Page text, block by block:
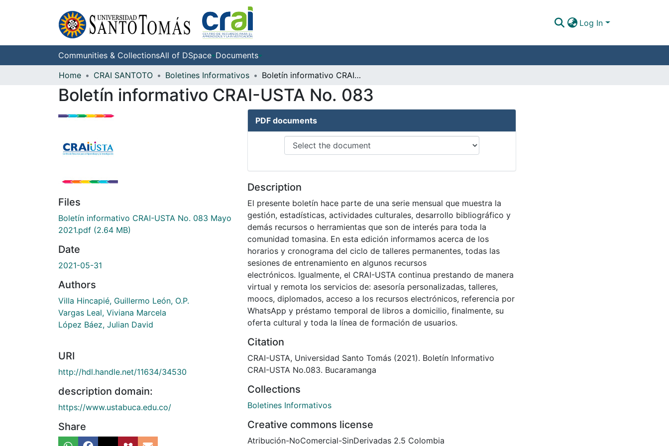
Log In
Communities & CollectionsAll of DSpace Documents
Home
CRAI SANTOTO Boletines Informativos Boletín informativo CRAI-USTA No. 083
Boletín informativo CRAI-USTA No. 083
Files
Boletín informativo CRAI-USTA No. 083 Mayo
2021.pdf (2.64 MB)
Date
2021-05-31
Authors
Villa Hincapié, Guillermo León, O.P.
Vargas Leal, Viviana Marcela
López Báez, Julian David
URI
http://hdl.handle.net/11634/34530
description domain:
https://www.ustabuca.edu.co/
Share
PDF documents
Description
El presente boletín hace parte de una serie mensual que muestra la
gestión, estadísticas, actividades culturales, desarrollo bibliográfico y
demás recursos o herramientas que son de interés para toda la
comunidad tomasina. En esta edición informamos acerca de los
horarios y cronograma del ciclo de talleres permanentes, todas las
sesiones de entrenamiento en algunos recursos
electrónicos. Igualmente, el CRAI-USTA continua prestando de manera
virtual y remota los servicios de: asesoría personalizadas, talleres,
moocs, diplomados, acceso a los recursos electrónicos, referencia por
WhatsApp y préstamo temporal de libros a domicilio, finalmente, su
oferta cultural y toda la línea de formación de usuarios.
Citation
CRAI-USTA, Universidad Santo Tomás (2021). Boletín Informativo
CRAI-USTA No.083. Bucaramanga
Collections
Boletines Informativos
Creative commons license
Atribución-NoComercial-SinDerivadas 2.5 Colombia